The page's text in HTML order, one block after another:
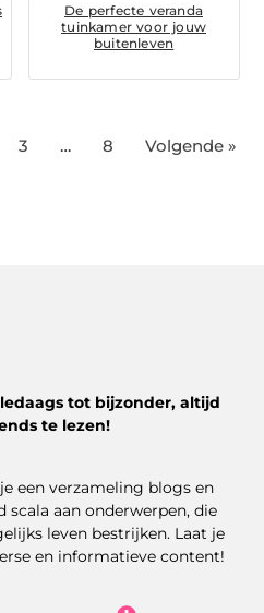
De perfecte veranda
tuinkamer voor jouw
buitenleven
3 … 8 Volgende »
tot bijzonder, altijd
te lezen!
een verzameling blogs en
scala aan onderwerpen, die
leven bestrijken. Laat je
en informatieve content!